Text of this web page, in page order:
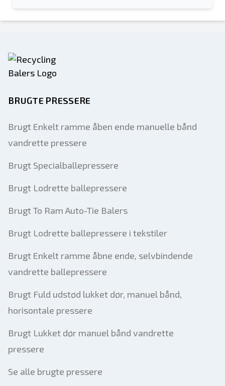
BRUGTE PRESSERE
Brugt Enkelt ramme åben ende manuelle bånd
vandrette pressere
Brugt Specialballepressere
Brugt Lodrette ballepressere
Brugt To Ram Auto-Tie Balers
Brugt Lodrette ballepressere i tekstiler
Brugt Enkelt ramme åbne ende, selvbindende
vandrette ballepressere
Brugt Fuld udstød lukket dør, manuel bånd,
horisontale pressere
Brugt Lukket dør manuel bånd vandrette
pressere
Se alle brugte pressere